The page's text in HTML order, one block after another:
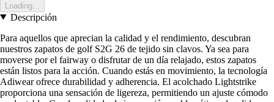
Loading...
Descripción
Para aquellos que aprecian la calidad y el rendimiento, descubran
nuestros zapatos de golf S2G 26 de tejido sin clavos. Ya sea para
moverse por el fairway o disfrutar de un día relajado, estos zapatos
están listos para la acción. Cuando estás en movimiento, la tecnología
Adiwear ofrece durabilidad y adherencia. El acolchado Lightstrike
proporciona una sensación de ligereza, permitiendo un ajuste cómodo